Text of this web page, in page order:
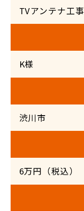
TVアンテナ工事
K様
渋川市
6万円（税込）